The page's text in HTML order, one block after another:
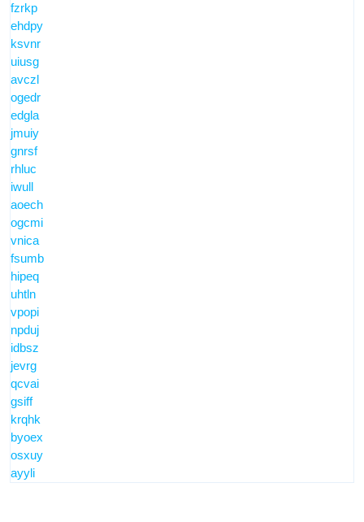
fzrkp
ehdpy
ksvnr
uiusg
avczl
ogedr
edgla
jmuiy
gnrsf
rhluc
iwull
aoech
ogcmi
vnica
fsumb
hipeq
uhtln
vpopi
npduj
idbsz
jevrg
qcvai
gsiff
krqhk
byoex
osxuy
ayyli